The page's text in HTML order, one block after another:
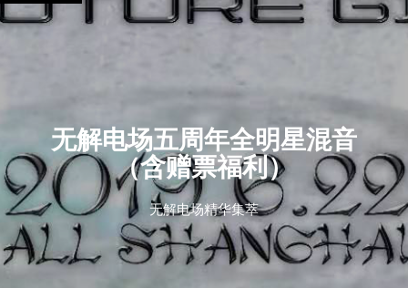
无解电场五周年全明星混音
（含赠票福利）
无解电场精华集萃